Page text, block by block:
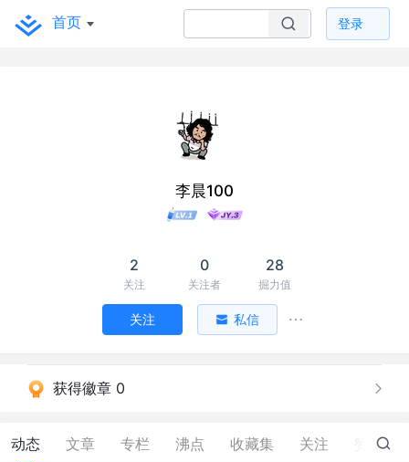
首页 登录
李晨100
2
关注
0
关注者
28
掘力值
关注 私信
获得徽章 0
动态 文章 专栏 沸点 收藏集 关注 3